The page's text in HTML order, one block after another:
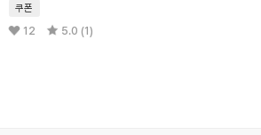
쿠폰
12 5.0 (1)